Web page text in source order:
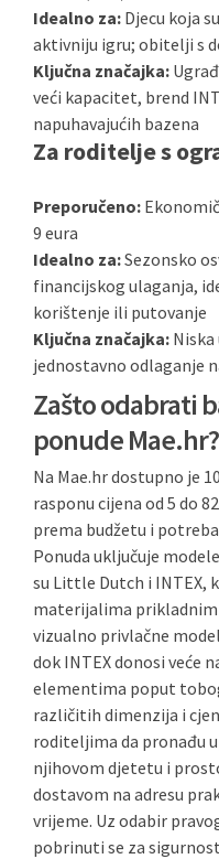
Idealno za: Djecu koja
aktivniju igru; obitelji s
Ključna značajka:
veći kapacitet, brend
napuhavajućih bazena
Za roditelje s
Preporučeno:
9 eura
Idealno za:Sezonsko
financijskog ulaganja,
korištenje ili putovanje
Ključna značajka:
jednostavno odlaganje
Zašto odabrati
ponude Mae.hr?
Na Mae.hr dostupno je
rasponu cijena od 5 do
prema budžetu i
Ponuda uključuje
su Little Dutch i INTEX,
materijalima prikladnim
vizualno privlačne
dok INTEX donosi veće
elementima poput
različitih dimenzija i
roditeljima da pronađu
njihovom djetetu i
dostavom na adresu
vrijeme. Uz odabir
pobrinuti se za